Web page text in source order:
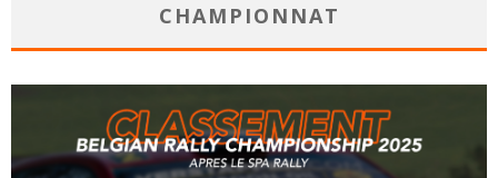
CHAMPIONNAT